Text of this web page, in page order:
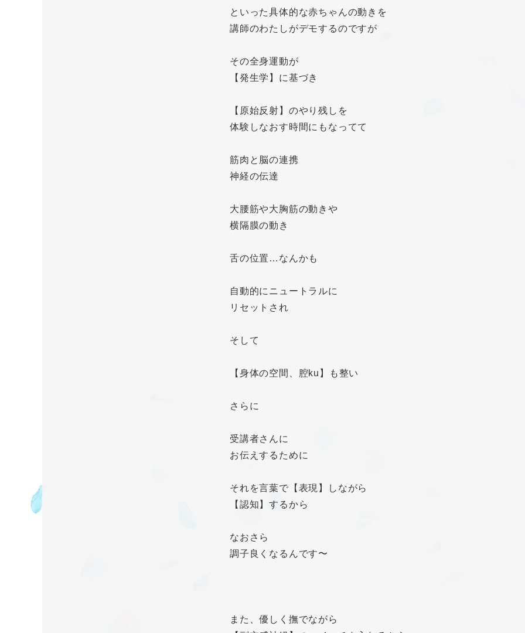
といった具体的な赤ちゃんの動きを
講師のわたしがデモするのですが
その全身運動が
【発生学】に基づき
【原始反射】のやり残しを
体験しなおす時間にもなってて
筋肉と脳の連携
神経の伝達
大腰筋や大胸筋の動きや
横隔膜の動き
舌の位置…なんかも
自動的にニュートラルに
リセットされ
そして
【身体の空間、腔ku】も整い
さらに
受講者さんに
お伝えするために
それを言葉で【表現】しながら
【認知】するから
なおさら
調子良くなるんです〜
また、優しく撫でながら